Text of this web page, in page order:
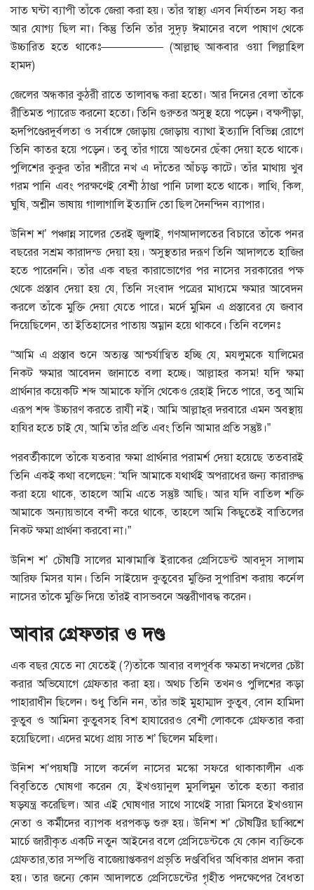
সাত ঘন্টা ব্যাপী তাঁকে জেরা করা হয়। তাঁর স্বাস্থ্য এসব নির্যাতন সহ্য কর
আর যোগ্য ছিল না। কিন্তু তিনি তাঁর সুদৃঢ় ঈমানের বলে পাষাণ থেকে
উচ্চারিত হতে থাকেঃ—————– (আল্লাহু আকবার ওয়া লিল্লাহিল
হামদ)
জেলের অন্ধকার কুঠরী রাতে তালাবদ্ধ করা হতো। আর দিনের বেলা তাঁকে
রীতিমত প্যারেড করনো হতো। তিনি গুরুতর অসুস্থ হয়ে পড়েন। বক্ষপীড়া,
হৃদপিণ্ডেরদুর্বলতা ও সর্বাঙ্গে জোড়ায় জোড়ায় ব্যাথা ইত্যাদি বিভিন্ন রোগে
তিনি কাতর হয়ে পড়েন। তবু তাঁর গায়ে আগুনের ছেঁকা দেয়া হতে থাকে।
পুলিশের কুকুর তাঁর শরীরে নখ এ দাঁতের আঁচড় কাটে। তাঁর মাথায় খুব
গরম পানি এবং পরক্ষণেই বেশী ঠাণ্ডা পানি ঢালা হতে থাকে। লাথি, কিল,
ঘুষি, অশ্লীন ভাষায় গালাগালি ইত্যাদি তো ছিল দৈনন্দিন ব্যাপার।
উনিশ শ’ পঞ্চান্ন সালের তেরই জুলাই, গণআদালতের বিচারে তাঁকে পনর
বছরের সশ্রম কারাদন্ড দেয়া হয়। অসুস্থতার দরূণ তিনি আদালতে হাজির
হতে পারেননি। তাঁর এক বছর কারাভোগের পর নাসের সরকারের পক্ষ
থেকে প্রস্তাব দেয়া হয় যে, তিনি সংবাদ পত্রের মাধ্যমে ক্ষমার আবেদন
করলে তাঁকে মুক্তি দেয়া যেতে পারে। মর্দে মুমিন এ প্রস্তাবের যে জবাব
দিয়েছিলেন, তা ইতিহাসের পাতায় অম্নান হয়ে থাকবে। তিনি বলেনঃ
“আমি এ প্রস্তাব শুনে অত্যন্ত আশ্চর্যান্বিত হচ্ছি যে, মযলুমকে যালিমের
নিকট ক্ষমার আবেদন জানাতে বলা হচ্ছে। আল্লাহর কসম! যদি ক্ষমা
প্রার্থনার কয়েকটি শব্দ আমাকে ফাঁসি থেকেও রেহাই দিতে পারে, তবু আমি
এরূপ শব্দ উচ্চারণ করতে রাযী নই। আমি আল্লাহ্‌র দরবারে এমন অবস্থায়
হাযির হতে চাই যে, আমি তাঁর প্রতি এবং তিনি আমার প্রতি সন্তুষ্ট।”
পরবর্তীকালে তাঁকে যতবার ক্ষমা প্রার্থনার পরামর্শ দেয়া হয়েছে ততবারই
তিনি একই কথা বলেছেন: “যদি আমাকে যথার্থই অপরাধের জন্য কারারুদ্ধ
করা হয়ে থাকে, তাহলে আমি এতে সন্তুষ্ট আছি। আর যদি বাতিল শক্তি
আমাকে অন্যায়ভাবে বন্দী করে থাকে, তাহলে আমি কিছুতেই বাতিলের
নিকট ক্ষমা প্রার্থনা করবো না।”
উনিশ শ’ চৌষট্টি সালের মাঝামাঝি ইরাকের প্রেসিডেন্ট আবদুস সালাম
আরিফ মিসর যান। তিনি সাইয়েদ কুতুবের মুক্তির সুপারিশ করায় কর্নেল
নাসের তাঁকে মুক্তি দিয়ে তাঁরই বাসভবনে অন্তরীণাবদ্ধ করেন।
আবার গ্রেফতার ও দণ্ড
এক বছর যেতে না যেতেই (?)তাঁকে আবার বলপূর্বক ক্ষমতা দখলের চেষ্টা
করার অভিযোগে গ্রেফতার করা হয়। অথচ তিনি তখনও পুলিশের কড়া
পাহারাধীন ছিলেন। শুধু তিনি নন, তাঁর ভাই মুহাম্মাদ কুতুব, বোন হামিদা
কুতুব ও আমিনা কুতুবসহ বিশ হাযারেরও বেশী লোককে গ্রেফতার করা
হয়েছিলো। এদের মধ্যে প্রায় সাত শ’ ছিলেন মহিলা।
উনিশ শ’পয়ষট্টি সালে কর্নেল নাসের মস্কো সফরে থাকাকালীন এক
বিবৃতিতে ঘোষণা করেন যে, ইখওয়ানুল মুসলিমুন তাঁকে হত্যা করার
ষড়যন্ত্র করেছিল। আর এই ঘোষণার সাথে সাথেই সারা মিসরে ইখওয়ান
নেতা ও কর্মীদের ব্যাপক ধরপকড় শুরু হয়। উনিশ শ’ চৌষট্টির ছাব্বিশে
মার্চে জারীকৃত একটি নতুন আইনের বলে প্রেসিডেন্টকে যে কোন ব্যক্তিকে
গ্রেফতার,তার সম্পত্তি বাজেয়াপ্তকরণ প্রভৃতি দণ্ডবিধির অধিকার প্রদান করা
হয়। তার জন্যে কোন আদালতে প্রেসিডেন্টের গৃহীত পদক্ষেপের বৈধতা